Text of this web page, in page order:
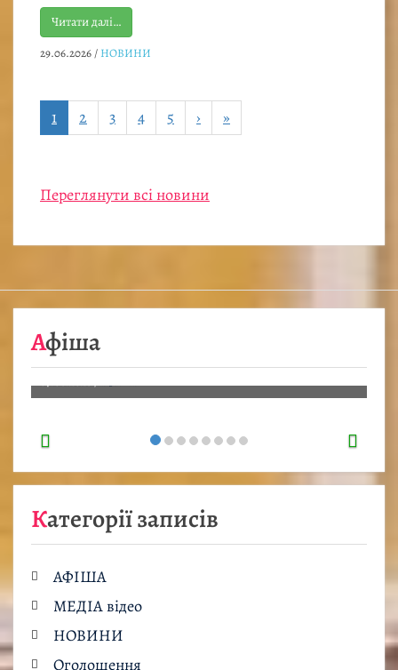
Читати далі…
29.06.2026/ НОВИНИ
1 2 3 4 5 › »
Переглянути всі новини
Афіша
08.08
Детальніше…
07.08.2026/АФІША
Категорії записів
АФІША
МЕДІА відео
НОВИНИ
Оголошення